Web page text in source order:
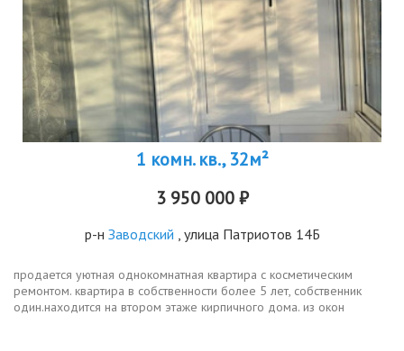
1 комн. кв., 32м²
3 950 000 ₽
р-н Заводский , улица Патриотов 14Б
продается уютная однокомнатная квартира с косметическим
ремонтом. квартира в собственности более 5 лет, собственник
один.находится на втором этаже кирпичного дома. из окон